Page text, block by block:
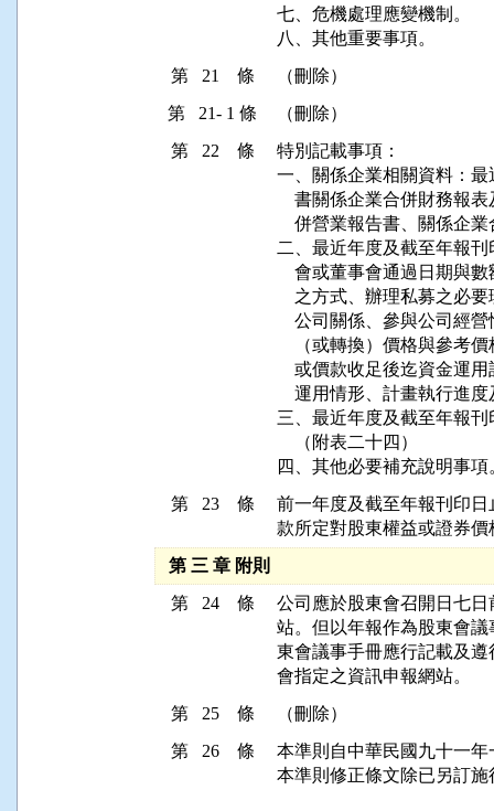
七、危機處理應變機制。
八、其他重要事項。
第 21 條
（刪除）
第 21- 1 條
（刪除）
第 22 條
特別記載事項：
一、關係企業相關資料：
書關係企業合併財務報
併營業報告書、關係企
二、最近年度及截至年報
會或董事會通過日期與
之方式、辦理私募之必
公司關係、參與公司經
（或轉換）價格與參考
或價款收足後迄資金運
運用情形、計畫執行進
三、最近年度及截至年報
    （附表二十四）
四、其他必要補充說明事項
第 23 條
前一年度及截至年報刊印
款所定對股東權益或證券
第 三 章 附則
第 24 條
公司應於股東會召開日七
站。但以年報作為股東會
東會議事手冊應行記載及
會指定之資訊申報網站。
第 25 條
（刪除）
第 26 條
本準則自中華民國九十一
本準則修正條文除已另訂